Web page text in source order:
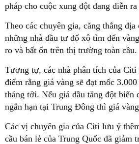
pháp cho cuộc xung đột đang diễn
Theo các chuyên gia, căng thẳng
những nhà đầu tư đổ xô tìm đến
ro và bất ổn trên thị trường toàn cầu.
Tương tự, các nhà phân tích của Citi
điểm rằng giá vàng sẽ đạt mốc
tháng tới. Nếu giá dầu tăng đột biến
ngắn hạn tại Trung Đông thì giá
Các vị chuyên gia của Citi lưu ý
cầu bán lẻ của Trung Quốc đã giảm